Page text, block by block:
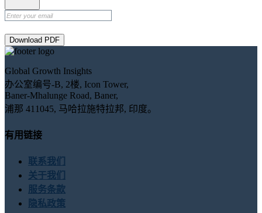
Download PDF
Global Growth Insights
办公室编号-B, 2楼, Icon Tower,
Baner-Mhalunge Road, Baner,
浦那 411045, 马哈拉施特拉邦, 印度。
有用链接
联系我们
关于我们
服务条款
隐私政策